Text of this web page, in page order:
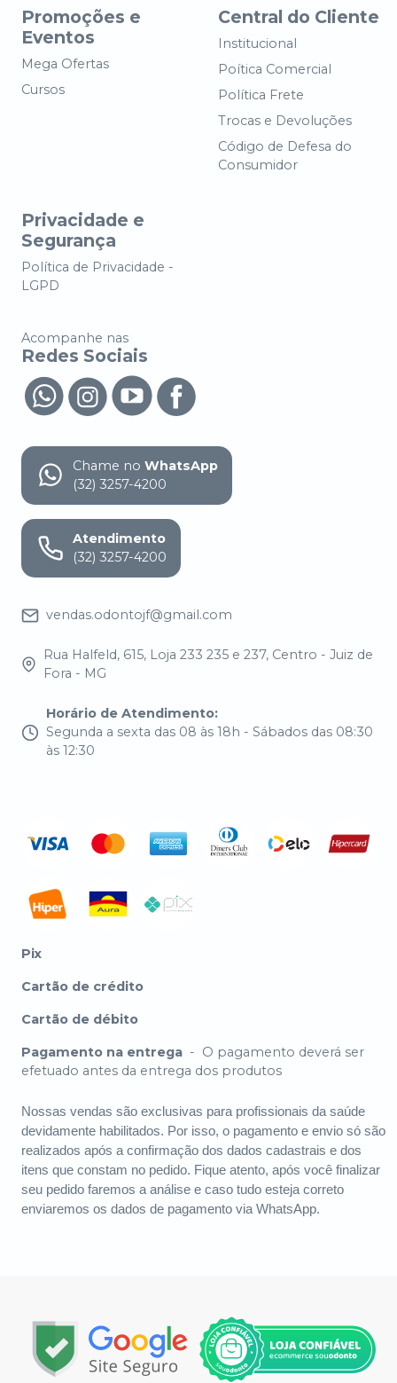
Promoções e
Eventos
Mega Ofertas
Cursos
Central do Cliente
Institucional
Poítica Comercial
Política Frete
Trocas e Devoluções
Código de Defesa do
Consumidor
Privacidade e
Segurança
Política de Privacidade -
LGPD
Acompanhe nas
Redes Sociais
Chame no WhatsApp
(32) 3257-4200
Atendimento
(32) 3257-4200
vendas.odontojf@gmail.com
Rua Halfeld, 615, Loja 233 235 e 237, Centro - Juiz de
Fora - MG
Horário de Atendimento:
Segunda a sexta das 08 às 18h - Sábados das 08:30
às 12:30
Pix
Cartão de crédito
Cartão de débito
Pagamento na entrega - O pagamento deverá ser
efetuado antes da entrega dos produtos
Nossas vendas são exclusivas para profissionais da saúde
devidamente habilitados. Por isso, o pagamento e envio só são
realizados após a confirmação dos dados cadastrais e dos
itens que constam no pedido. Fique atento, após você finalizar
seu pedido faremos a análise e caso tudo esteja correto
enviaremos os dados de pagamento via WhatsApp.